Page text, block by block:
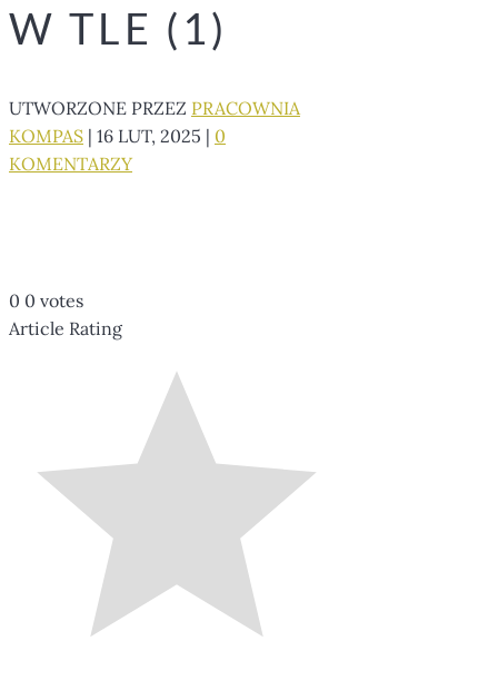
W TLE (1)
UTWORZONE PRZEZ PRACOWNIA
KOMPAS | 16 LUT, 2025 | 0
KOMENTARZY
0 0 votes
Article Rating